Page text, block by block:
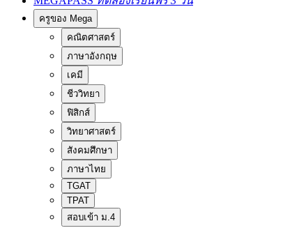
ครูของ Mega
คณิตศาสตร์
ภาษาอังกฤษ
เคมี
ชีววิทยา
ฟิสิกส์
วิทยาศาสตร์
สังคมศึกษา
ภาษาไทย
TGAT
TPAT
สอบเข้า ม.4